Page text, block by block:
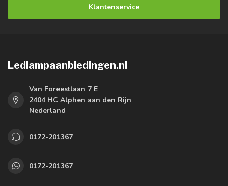
Klantenservice
Ledlampaanbiedingen.nl
Van Foreestlaan 7 E
2404 HC Alphen aan den Rijn
Nederland
0172-201367
0172-201367